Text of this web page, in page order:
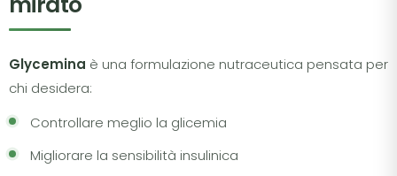
Glycemina è una formulazione nutraceutica pensata per
chi desidera:
Controllare meglio la glicemia
Migliorare la sensibilità insulinica